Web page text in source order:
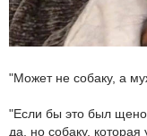
"Может не собаку, а
"Если бы это был
да, но собаку,